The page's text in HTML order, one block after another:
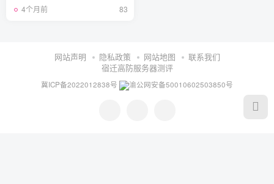
4个月前 83
网站声明 隐私政策 网站地图
联系我们
宿迁高防服务器测评
冀ICP备2022012838号 渝公网安备50010602503850号